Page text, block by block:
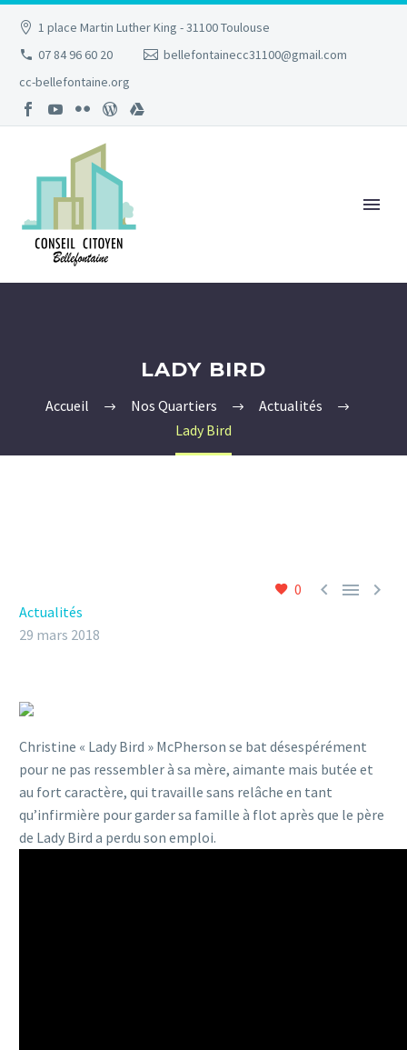
1 place Martin Luther King - 31100 Toulouse
07 84 96 60 20
bellefontainecc31100@gmail.com
cc-bellefontaine.org
LADY BIRD
Accueil Nos Quartiers
Actualités
Lady Bird
0   
Actualités
29 mars 2018
Christine « Lady Bird » McPherson se bat désespérément
pour ne pas ressembler à sa mère, aimante mais butée et
au fort caractère, qui travaille sans relâche en tant
qu’infirmière pour garder sa famille à flot après que le père
de Lady Bird a perdu son emploi.